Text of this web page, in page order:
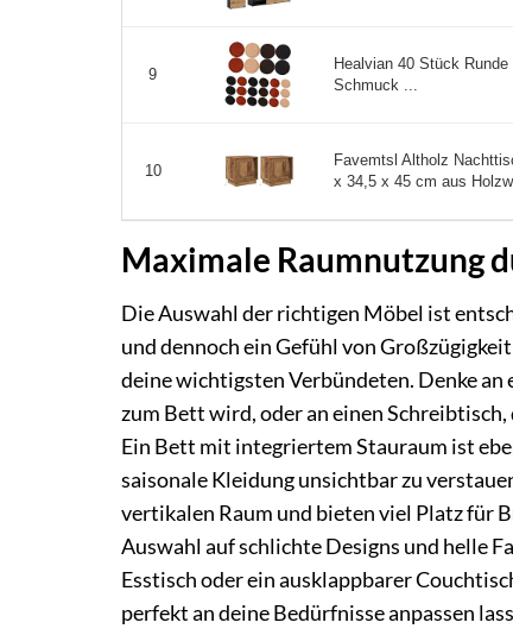
9
Healvian 40 Stück
Schmuck ...
10
Favemtsl Altholz
x 34,5 x 45 cm aus
Maximale Raumnutzung
Die Auswahl der richtigen Möbel ist
und dennoch ein Gefühl von
deine wichtigsten Verbündeten. Denke an
zum Bett wird, oder an einen
Ein Bett mit integriertem Stauraum ist
saisonale Kleidung unsichtbar zu
vertikalen Raum und bieten viel Platz für
Auswahl auf schlichte Designs und helle
Esstisch oder ein ausklappbarer
perfekt an deine Bedürfnisse anpassen